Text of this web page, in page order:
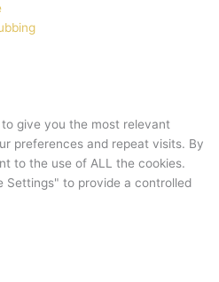
give you the most relevant
preferences and repeat visits. By
to the use of ALL the cookies.
Settings" to provide a controlled